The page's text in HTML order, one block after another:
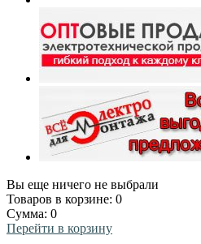
Вы еще ничего не выбрали
Товаров в корзине: 0
Сумма: 0
Перейти в корзину